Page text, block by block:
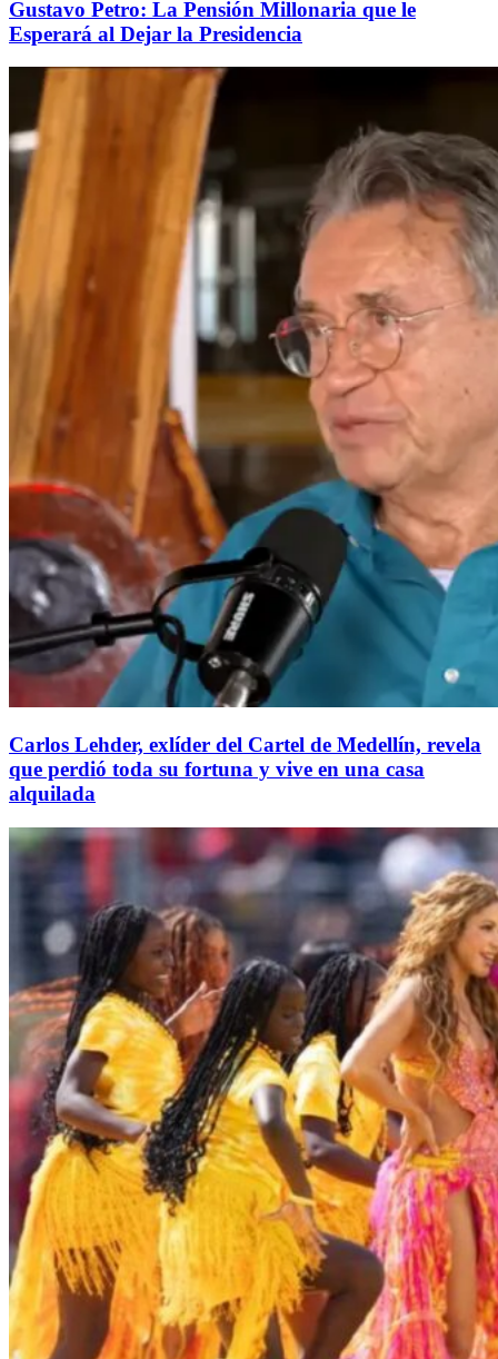
Gustavo Petro: La Pensión Millonaria que le
Esperará al Dejar la Presidencia
Carlos Lehder, exlíder del Cartel de Medellín, revela
que perdió toda su fortuna y vive en una casa
alquilada